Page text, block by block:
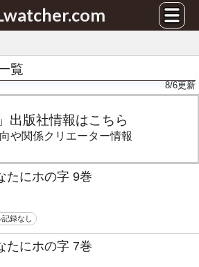
覧
8/6更新
出版社情報はこちら
や関係クリエーター情報
たにホの字 9巻
記録なし
たにホの字 7巻